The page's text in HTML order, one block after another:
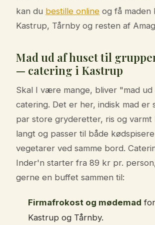
kan du bestille online og få maden
Kastrup, Tårnby og resten af
Mad ud af huset til
— catering i Kastrup
Skal I være mange, bliver "mad
catering. Det er her, indisk mad
par store gryderetter, ris og
langt og passer til både
vegetarer ved samme bord.
Inder'n starter fra 89 kr pr.
gerne en buffet sammen til:
Firmafrokost og mødemad
Kastrup og Tårnby.